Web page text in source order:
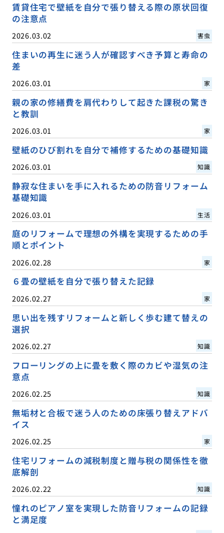
賃貸住宅で壁紙を自分で張り替える際の原状回復
の注意点
2026.03.02 害虫
住まいの再生に迷う人が確認すべき予算と寿命の
差
2026.03.01 家
親の家の修繕費を肩代わりして起きた課税の驚き
と教訓
2026.03.01 家
壁紙のひび割れを自分で補修するための基礎知識
2026.03.01 知識
静寂な住まいを手に入れるための防音リフォーム
基礎知識
2026.03.01 生活
庭のリフォームで理想の外構を実現するための手
順とポイント
2026.02.28 家
６畳の壁紙を自分で張り替えた記録
2026.02.27 家
思い出を残すリフォームと新しく歩む建て替えの
選択
2026.02.27 知識
フローリングの上に畳を敷く際のカビや湿気の注
意点
2026.02.25 知識
無垢材と合板で迷う人のための床張り替えアドバ
イス
2026.02.25 家
住宅リフォームの減税制度と贈与税の関係性を徹
底解剖
2026.02.22 知識
憧れのピアノ室を実現した防音リフォームの記録
と満足度